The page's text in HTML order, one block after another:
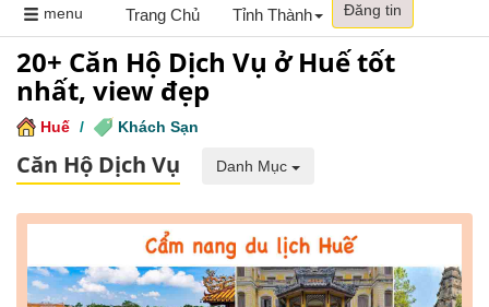
menu Toggle
navigation
Trang Chủ Tỉnh Thành Đăng tin
20+ Căn Hộ Dịch Vụ ở Huế tốt
nhất, view đẹp
Huế / Khách Sạn
Căn Hộ Dịch Vụ Danh Mục